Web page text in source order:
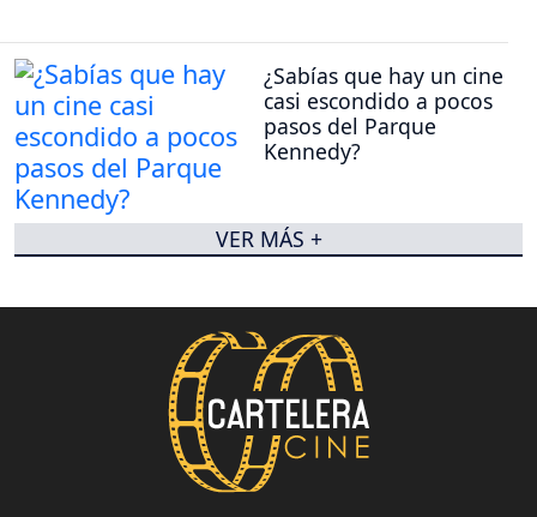
¿Sabías que hay un cine
casi escondido a pocos
pasos del Parque
Kennedy?
VER MÁS +